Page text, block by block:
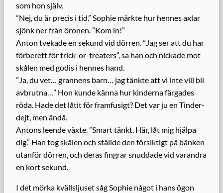
som hon själv.
”Nej, du är precis i tid.” Sophie märkte hur hennes axlar
sjönk ner från öronen. ”Kom in!”
Anton tvekade en sekund vid dörren. ”Jag ser att du har
förberett för trick-or-treaters”, sa han och nickade mot
skålen med godis i hennes hand.
”Ja, du vet… grannens barn… jag tänkte att vi inte vill bli
avbrutna…” Hon kunde känna hur kinderna färgades
röda. Hade det låtit för framfusigt? Det var ju en Tinder-
dejt, men ändå.
Antons leende växte. ”Smart tänkt. Här, låt mig hjälpa
dig.” Han tog skålen och ställde den försiktigt på bänken
utanför dörren, och deras fingrar snuddade vid varandra
en kort sekund.
I det mörka kvällsljuset såg Sophie något i hans ögon